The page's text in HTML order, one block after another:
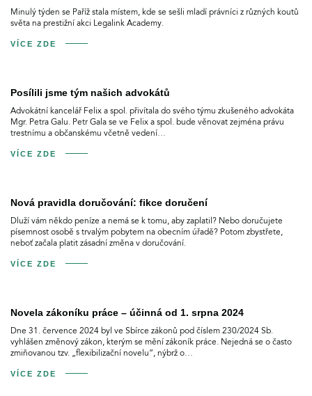
Minulý týden se Paříž stala místem, kde se sešli mladí právníci z různých koutů
světa na prestižní akci Legalink Academy.
VÍCE ZDE
Posílili jsme tým našich advokátů
Advokátní kancelář Felix a spol. přivítala do svého týmu zkušeného advokáta
Mgr. Petra Galu. Petr Gala se ve Felix a spol. bude věnovat zejména právu
trestnímu a občanskému včetně vedení…
VÍCE ZDE
Nová pravidla doručování: fikce doručení
Dluží vám někdo peníze a nemá se k tomu, aby zaplatil? Nebo doručujete
písemnost osobě s trvalým pobytem na obecním úřadě? Potom zbystřete,
neboť začala platit zásadní změna v doručování.
VÍCE ZDE
Novela zákoníku práce – účinná od 1. srpna 2024
Dne 31. července 2024 byl ve Sbírce zákonů pod číslem 230/2024 Sb.
vyhlášen změnový zákon, kterým se mění zákoník práce. Nejedná se o často
zmiňovanou tzv. „flexibilizační novelu“, nýbrž o…
VÍCE ZDE